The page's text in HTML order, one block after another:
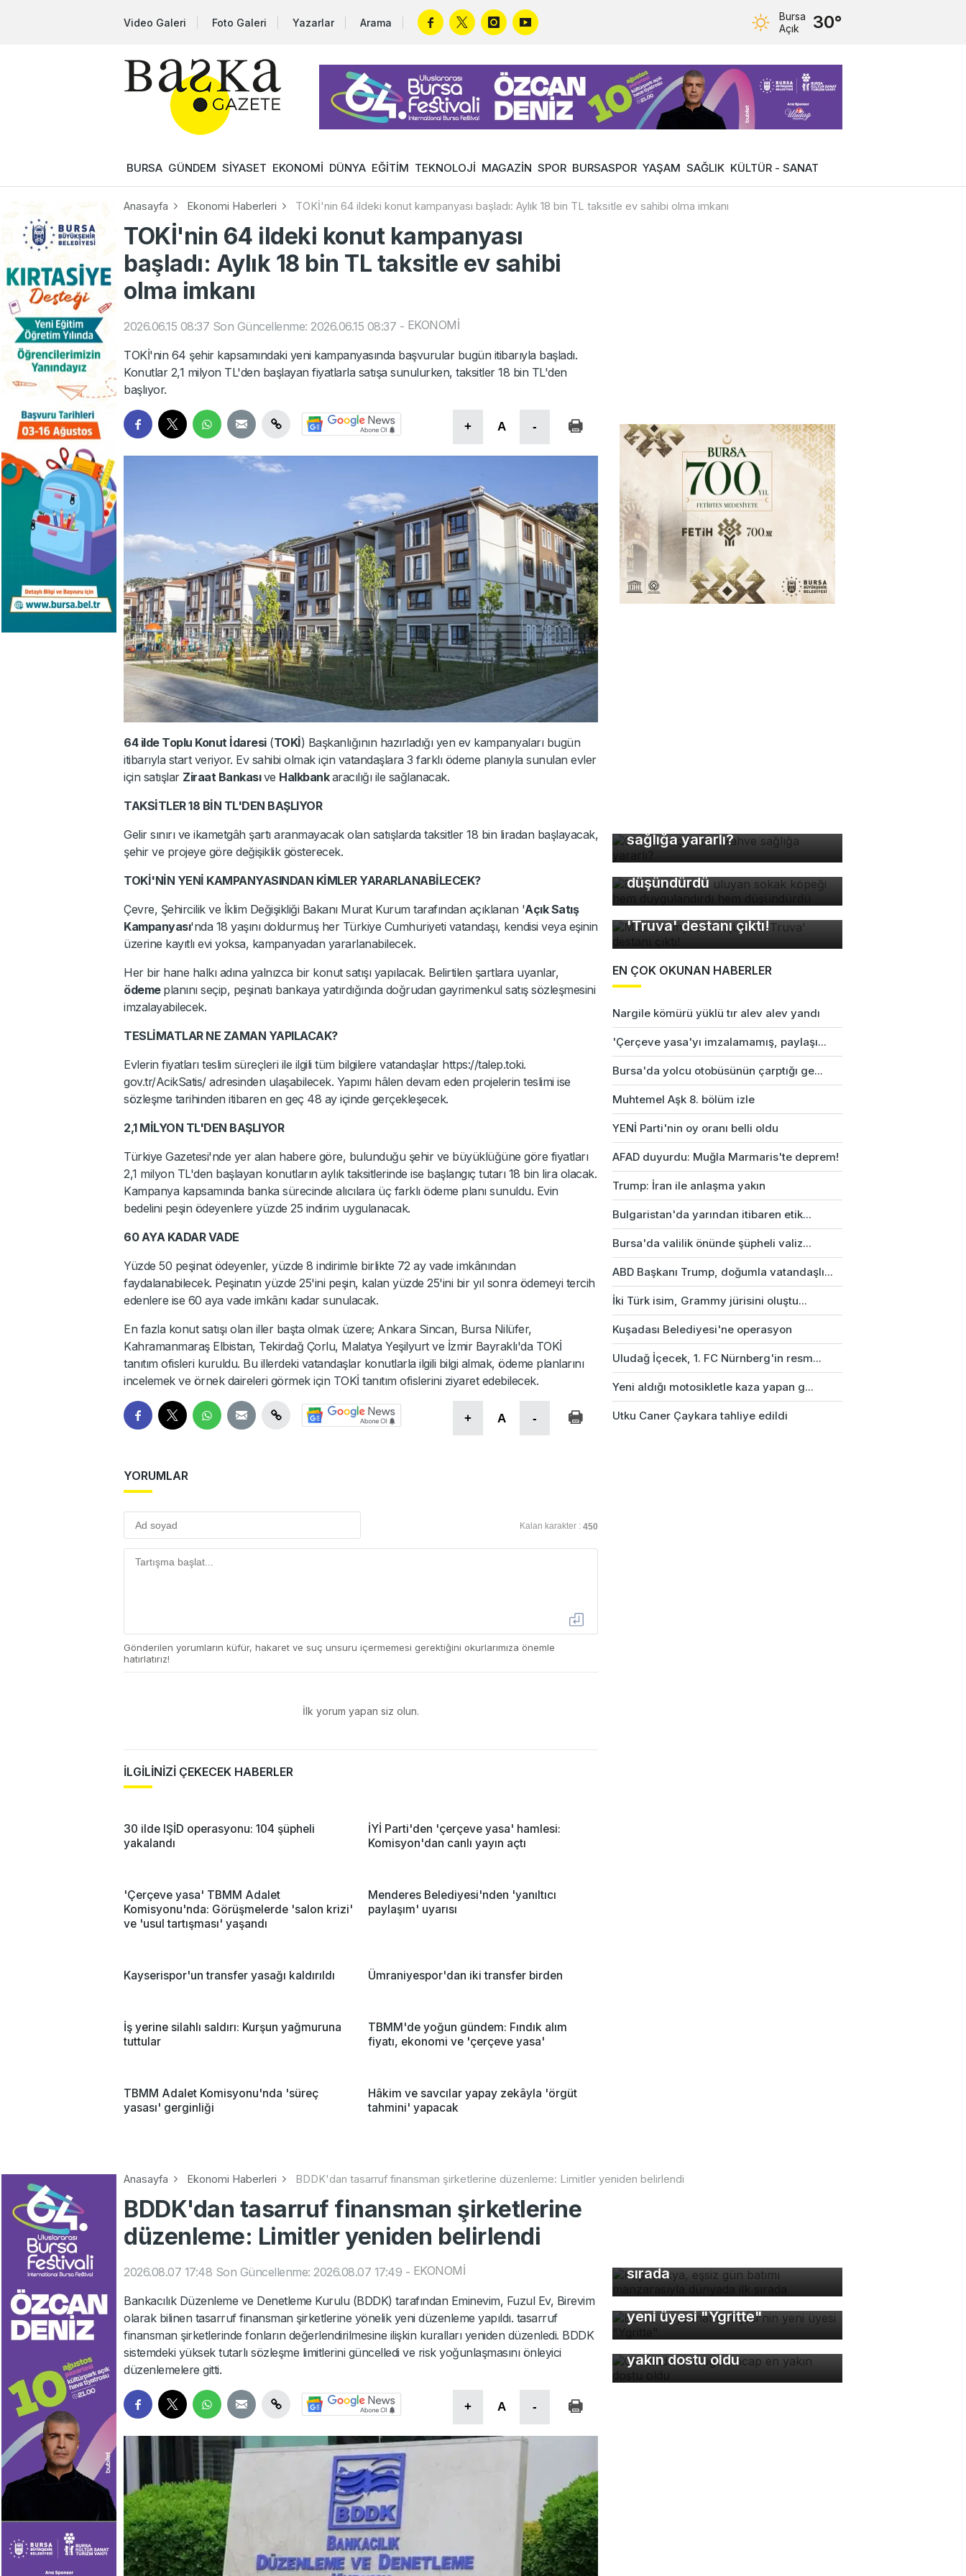
Video Galeri Foto Galeri Yazarlar Arama
Bursa
Açık
30°
BURSA GÜNDEM SİYASET EKONOMİ DÜNYA EĞİTİM TEKNOLOJİ MAGAZİN SPOR BURSASPOR YAŞAM SAĞLIK KÜLTÜR - SANAT
Anasayfa Ekonomi Haberleri TOKİ'nin 64 ildeki konut kampanyası başladı: Aylık 18 bin TL taksitle ev sahibi olma imkanı
TOKİ'nin 64 ildeki konut kampanyası
başladı: Aylık 18 bin TL taksitle ev sahibi
olma imkanı
2026.06.15 08:37 Son Güncellenme: 2026.06.15 08:37 - EKONOMİ
TOKİ'nin 64 şehir kapsamındaki yeni kampanyasında başvurular bugün itibarıyla başladı.
Konutlar 2,1 milyon TL'den başlayan fiyatlarla satışa sunulurken, taksitler 18 bin TL'den
başlıyor.
+ A -
64 ilde Toplu Konut İdaresi(TOKİ) Başkanlığının hazırladığı yen ev kampanyaları bugün
itibarıyla start veriyor. Ev sahibi olmak için vatandaşlara 3 farklı ödeme planıyla sunulan evler
için satışlar Ziraat Bankasıve Halkbankaracılığı ile sağlanacak.
TAKSİTLER 18 BİN TL'DEN BAŞLIYOR
Gelir sınırı ve ikametgâh şartı aranmayacak olan satışlarda taksitler 18 bin liradan başlayacak,
şehir ve projeye göre değişiklik gösterecek.
TOKİ'NİN YENİ KAMPANYASINDAN KİMLER YARARLANABİLECEK?
Çevre, Şehircilik ve İklim Değişikliği Bakanı Murat Kurum tarafından açıklanan 'Açık Satış
Kampanyası'nda 18 yaşını doldurmuş her Türkiye Cumhuriyeti vatandaşı, kendisi veya eşinin
üzerine kayıtlı evi yoksa, kampanyadan yararlanabilecek.
Her bir hane halkı adına yalnızca bir konut satışı yapılacak. Belirtilen şartlara uyanlar,
ödeme planını seçip, peşinatı bankaya yatırdığında doğrudan gayrimenkul satış sözleşmesini
imzalayabilecek.
TESLİMATLAR NE ZAMAN YAPILACAK?
Evlerin fiyatları teslim süreçleri ile ilgili tüm bilgilere vatandaşlar https://talep.toki.
gov.tr/AcikSatis/ adresinden ulaşabilecek. Yapımı hâlen devam eden projelerin teslimi ise
sözleşme tarihinden itibaren en geç 48 ay içinde gerçekleşecek.
2,1 MİLYON TL'DEN BAŞLIYOR
Türkiye Gazetesi'nde yer alan habere göre, bulunduğu şehir ve büyüklüğüne göre fiyatları
2,1 milyon TL'den başlayan konutların aylık taksitlerinde ise başlangıç tutarı 18 bin lira olacak.
Kampanya kapsamında banka sürecinde alıcılara üç farklı ödeme planı sunuldu. Evin
bedelini peşin ödeyenlere yüzde 25 indirim uygulanacak.
60 AYA KADAR VADE
Yüzde 50 peşinat ödeyenler, yüzde 8 indirimle birlikte 72 ay vade imkânından
faydalanabilecek. Peşinatın yüzde 25'ini peşin, kalan yüzde 25'ini bir yıl sonra ödemeyi tercih
edenlere ise 60 aya vade imkânı kadar sunulacak.
En fazla konut satışı olan iller başta olmak üzere; Ankara Sincan, Bursa Nilüfer,
Kahramanmaraş Elbistan, Tekirdağ Çorlu, Malatya Yeşilyurt ve İzmir Bayraklı'da TOKİ
tanıtım ofisleri kuruldu. Bu illerdeki vatandaşlar konutlarla ilgili bilgi almak, ödeme planlarını
incelemek ve örnek daireleri görmek için TOKİ tanıtım ofislerini ziyaret edebilecek.
+ A -
YORUMLAR
Kalan karakter : 450
Gönderilen yorumların küfür, hakaret ve suç unsuru içermemesi gerektiğini okurlarımıza önemle
hatırlatırız!
İlk yorum yapan siz olun.
İLGİLİNİZİ ÇEKECEK HABERLER
30 ilde IŞİD operasyonu: 104 şüpheli
yakalandı
İYİ Parti'den 'çerçeve yasa' hamlesi:
Komisyon'dan canlı yayın açtı
'Çerçeve yasa' TBMM Adalet
Komisyonu'nda: Görüşmelerde 'salon krizi'
ve 'usul tartışması' yaşandı
Menderes Belediyesi'nden 'yanıltıcı
paylaşım' uyarısı
Kayserispor'un transfer yasağı kaldırıldı Ümraniyespor'dan iki transfer birden
İş yerine silahlı saldırı: Kurşun yağmuruna
tuttular
TBMM'de yoğun gündem: Fındık alım
fiyatı, ekonomi ve 'çerçeve yasa'
TBMM Adalet Komisyonu'nda 'süreç
yasası' gerginliği
Hâkim ve savcılar yapay zekâyla 'örgüt
tahmini' yapacak
sağlığa yararlı?
Bursa'da ezana uluyan
sokak köpeği hem
duygulandırdı hem
düşündürdü
Mısır mumyasının içinden
'Truva' destanı çıktı!
EN ÇOK OKUNAN HABERLER
Nargile kömürü yüklü tır alev alev yandı
'Çerçeve yasa'yı imzalamamış, paylaşı...
Bursa'da yolcu otobüsünün çarptığı ge...
Muhtemel Aşk 8. bölüm izle
YENİ Parti'nin oy oranı belli oldu
AFAD duyurdu: Muğla Marmaris'te deprem!
Trump: İran ile anlaşma yakın
Bulgaristan'da yarından itibaren etik...
Bursa'da valilik önünde şüpheli valiz...
ABD Başkanı Trump, doğumla vatandaşlı...
İki Türk isim, Grammy jürisini oluştu...
Kuşadası Belediyesi'ne operasyon
Uludağ İçecek, 1. FC Nürnberg'in resm...
Yeni aldığı motosikletle kaza yapan g...
Utku Caner Çaykara tahliye edildi
Anasayfa Ekonomi Haberleri BDDK'dan tasarruf finansman şirketlerine düzenleme: Limitler yeniden belirlendi
BDDK'dan tasarruf finansman şirketlerine
düzenleme: Limitler yeniden belirlendi
2026.08.07 17:48 Son Güncellenme: 2026.08.07 17:49 - EKONOMİ
Bankacılık Düzenleme ve Denetleme Kurulu (BDDK) tarafından Eminevim, Fuzul Ev, Birevim
olarak bilinen tasarruf finansman şirketlerine yönelik yeni düzenleme yapıldı. tasarruf
finansman şirketlerinde fonların değerlendirilmesine ilişkin kuralları yeniden düzenledi. BDDK
sistemdeki yüksek tutarlı sözleşme limitlerini güncelledi ve risk yoğunlaşmasını önleyici
düzenlemelere gitti.
+ A -
sırada
Bursa Hayvanat Bahçesi'nin
yeni üyesi "Ygritte"
Ormanda bulduğu sincap en
yakın dostu oldu